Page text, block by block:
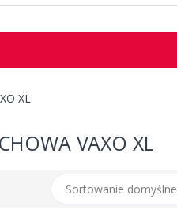
XL
VAXO XL
Sortowanie domyślne